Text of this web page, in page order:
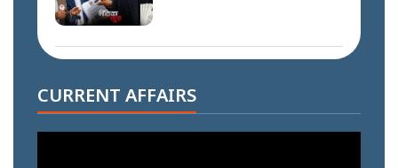
climbers who set foot with
CURRENT AFFAIRS